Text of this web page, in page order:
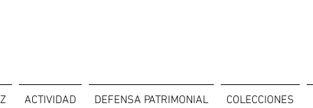
ACTIVIDAD DEFENSA PATRIMONIAL COLECCIONES